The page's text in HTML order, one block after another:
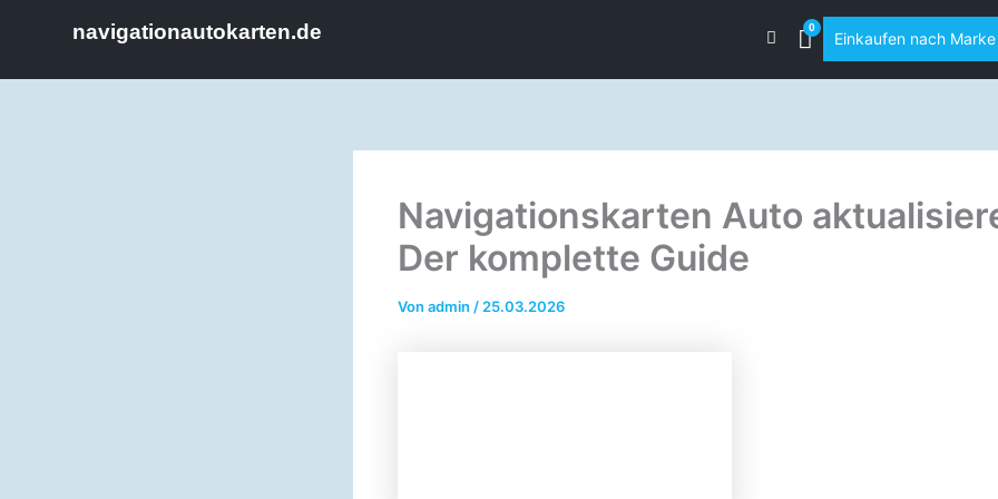
navigationautokarten.de Einkaufen nach Marke
Navigationskarten Auto
Der komplette Guide
Von admin / 25.03.2026